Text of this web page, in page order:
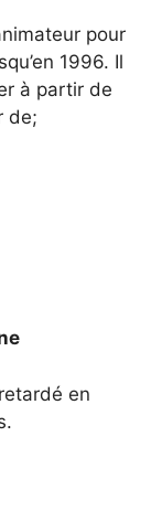
pour
1996. Il
à partir de
de;
en